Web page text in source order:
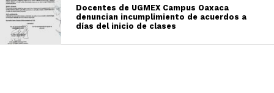
Docentes de UGMEX Campus Oaxaca
denuncian incumplimiento de acuerdos a
días del inicio de clases